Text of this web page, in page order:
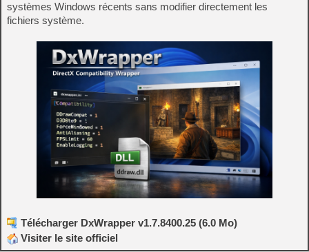
systèmes Windows récents sans modifier directement les
fichiers système.
Télécharger DxWrapper v1.7.8400.25 (6.0 Mo)
Visiter le site officiel